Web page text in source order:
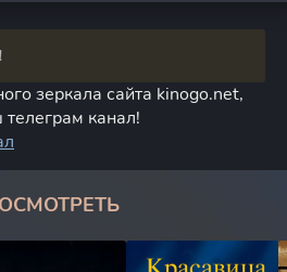
зеркала сайта kinogo.net,
канал!